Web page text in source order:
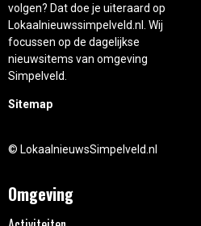
volgen? Dat doe je uiteraard op
Lokaalnieuwssimpelveld.nl. Wij
focussen op de dagelijkse
nieuwsitems van omgeving
Simpelveld.
Sitemap
© LokaalnieuwsSimpelveld.nl
Omgeving